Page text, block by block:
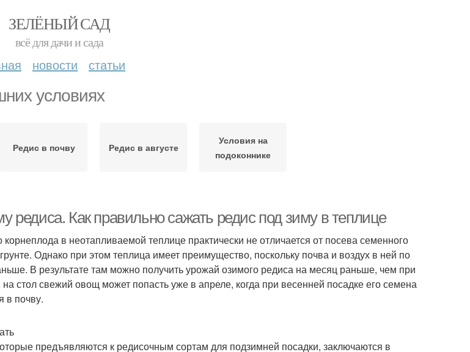
ЗЕЛЁНЫЙ САД
всё для дачи и сада
новости статьи
условиях
Редис в почву Редис в августе
Условия на
подоконнике
редиса. Как правильно сажать редис под зиму в теплице
в неотапливаемой теплице практически не отличается от посева семенного
Однако при этом теплица имеет преимущество, поскольку почва и воздух в ней по
В результате там можно получить урожай озимого редиса на месяц раньше, чем при
стол свежий овощ может попасть уже в апреле, когда при весенней посадке его семена
в почву.
предъявляются к редисочным сортам для подзимней посадки, заключаются в